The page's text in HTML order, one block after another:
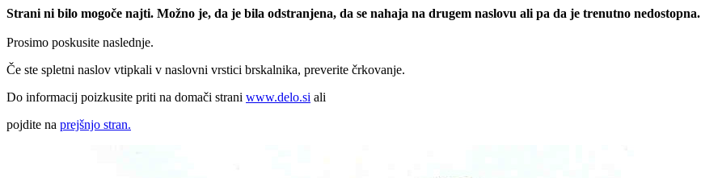
Strani ni bilo mogoče najti. Možno je, da je bila odstranjena, da se nahaja na drugem naslovu ali pa da je trenutno nedostopna.
Prosimo poskusite naslednje.
Če ste spletni naslov vtipkali v naslovni vrstici brskalnika, preverite črkovanje.
Do informacij poizkusite priti na domači strani www.delo.si ali
pojdite na prejšnjo stran.